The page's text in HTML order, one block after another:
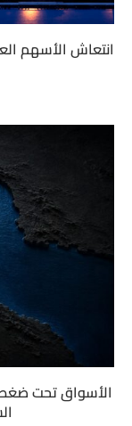
انتعاش الأسهم
الأسواق تحت ضغط